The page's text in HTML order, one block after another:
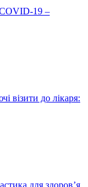
COVID-19 –
візити до лікаря:
для здоров’я